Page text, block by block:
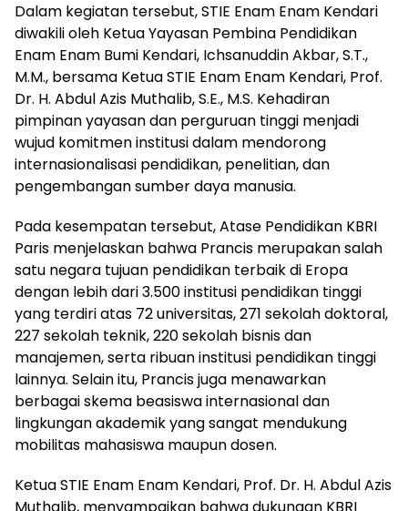
Dalam kegiatan tersebut, STIE Enam Enam Kendari
diwakili oleh Ketua Yayasan Pembina Pendidikan
Enam Enam Bumi Kendari, Ichsanuddin Akbar, S.T.,
M.M., bersama Ketua STIE Enam Enam Kendari, Prof.
Dr. H. Abdul Azis Muthalib, S.E., M.S. Kehadiran
pimpinan yayasan dan perguruan tinggi menjadi
wujud komitmen institusi dalam mendorong
internasionalisasi pendidikan, penelitian, dan
pengembangan sumber daya manusia.
Pada kesempatan tersebut, Atase Pendidikan KBRI
Paris menjelaskan bahwa Prancis merupakan salah
satu negara tujuan pendidikan terbaik di Eropa
dengan lebih dari 3.500 institusi pendidikan tinggi
yang terdiri atas 72 universitas, 271 sekolah doktoral,
227 sekolah teknik, 220 sekolah bisnis dan
manajemen, serta ribuan institusi pendidikan tinggi
lainnya. Selain itu, Prancis juga menawarkan
berbagai skema beasiswa internasional dan
lingkungan akademik yang sangat mendukung
mobilitas mahasiswa maupun dosen.
Ketua STIE Enam Enam Kendari, Prof. Dr. H. Abdul Azis